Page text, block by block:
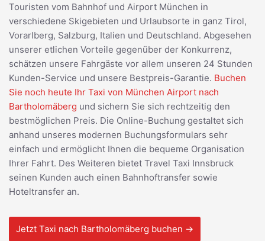
Touristen vom Bahnhof und Airport München in
verschiedene Skigebieten und Urlaubsorte in ganz Tirol,
Vorarlberg, Salzburg, Italien und Deutschland. Abgesehen
unserer etlichen Vorteile gegenüber der Konkurrenz,
schätzen unsere Fahrgäste vor allem unseren 24 Stunden
Kunden-Service und unsere Bestpreis-Garantie. Buchen
Sie noch heute Ihr Taxi von München Airport nach
Bartholomäberg und sichern Sie sich rechtzeitig den
bestmöglichen Preis. Die Online-Buchung gestaltet sich
anhand unseres modernen Buchungsformulars sehr
einfach und ermöglicht Ihnen die bequeme Organisation
Ihrer Fahrt. Des Weiteren bietet Travel Taxi Innsbruck
seinen Kunden auch einen Bahnhoftransfer sowie
Hoteltransfer an.
Jetzt Taxi nach Bartholomäberg buchen →